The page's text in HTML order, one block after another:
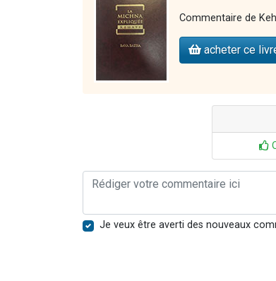
Commentaire de
acheter ce
Je veux être averti des nouveaux